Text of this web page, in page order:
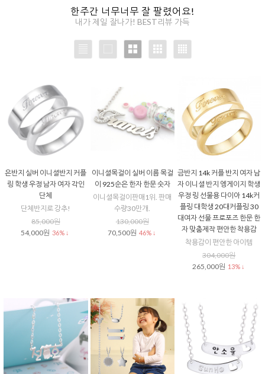
한주간 너무너무 잘 팔렸어요!
내가 제일 잘나가! BEST리뷰 가득
은반지 실버 이니셜반지 커플
링 학생 우정 남자 여자 각인
단체
단체반지로 강추!
85,000원
54,000원 36% ↓
이니셜목걸이 실버 이름 목걸
이 925순은 한자 한문 숫자
이니셜목걸이판매1위. 판매
수량30만개.
130,000원
70,500원 46% ↓
금반지 14k 커플 반지 여자 남
자 이니셜 반지 엥게이지 학생
우정 링 선물용 다이아 14k커
플링 대학생 20대커플링 30
대여자 선물 프로포즈 한문 한
자 맞춤제작 편안한 착용감
착용감이 편안한 아이템
304,000원
265,000원 13% ↓